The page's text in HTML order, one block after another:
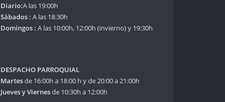
Diario:A las 19:00h
Sábados : A las 18:30h
Domingos : A las 10:00h, 12:00h (invierno) y 19:30h
DESPACHO PARROQUIAL
Martesde 16:00h a 18:00 h y de 20:00 a 21:00h
Jueves y Viernesde 10:30h a 12:00h